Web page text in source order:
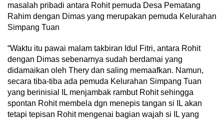
masalah pribadi antara Rohit pemuda Desa Pematang
Rahim dengan Dimas yang merupakan pemuda Kelurahan
Simpang Tuan
“Waktu itu pawai malam takbiran Idul Fitri, antara Rohit
dengan Dimas sebenarnya sudah berdamai yang
didamaikan oleh Thery dan saling memaafkan. Namun,
secara tiba-tiba ada pemuda Kelurahan Simpang Tuan
yang berinisial IL menjambak rambut Rohit sehingga
spontan Rohit membela dgn menepis tangan si IL akan
tetapi tepisan Rohit mengenai bagian wajah si IL yang